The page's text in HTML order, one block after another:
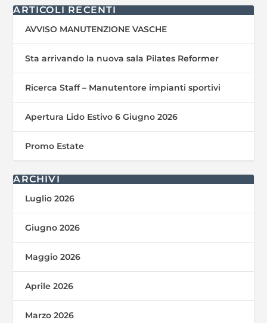
ARTICOLI RECENTI
AVVISO MANUTENZIONE VASCHE
Sta arrivando la nuova sala Pilates Reformer
Ricerca Staff – Manutentore impianti sportivi
Apertura Lido Estivo 6 Giugno 2026
Promo Estate
ARCHIVI
Luglio 2026
Giugno 2026
Maggio 2026
Aprile 2026
Marzo 2026